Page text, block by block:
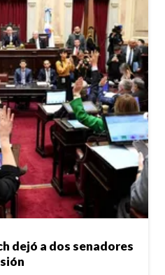
dejó a dos senadores